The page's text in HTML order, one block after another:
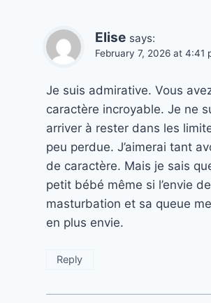
Elise says:
February 7, 2026 at 4:41
Je suis admirative. Vous
caractère incroyable. Je ne
arriver à rester dans les
peu perdue. J’aimerai tant
de caractère. Mais je sais
petit bébé même si l’envie
masturbation et sa queue
en plus envie.
Reply